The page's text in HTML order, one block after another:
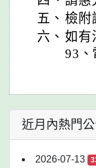
五、 檢附
六、 如有
93、
近月內熱門
2026-07-13